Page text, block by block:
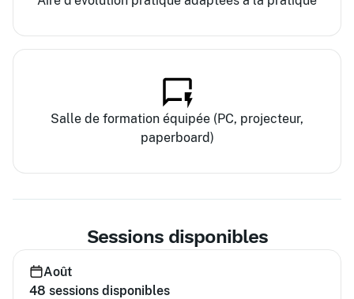
Salle de formation équipée (PC, projecteur,
paperboard)
Sessions disponibles
Août
48 sessions disponibles